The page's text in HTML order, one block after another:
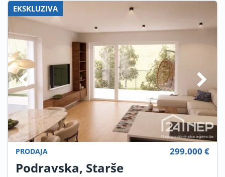
EKSKLUZIVA
PRODAJA
Podravska, Starše
299.000 €